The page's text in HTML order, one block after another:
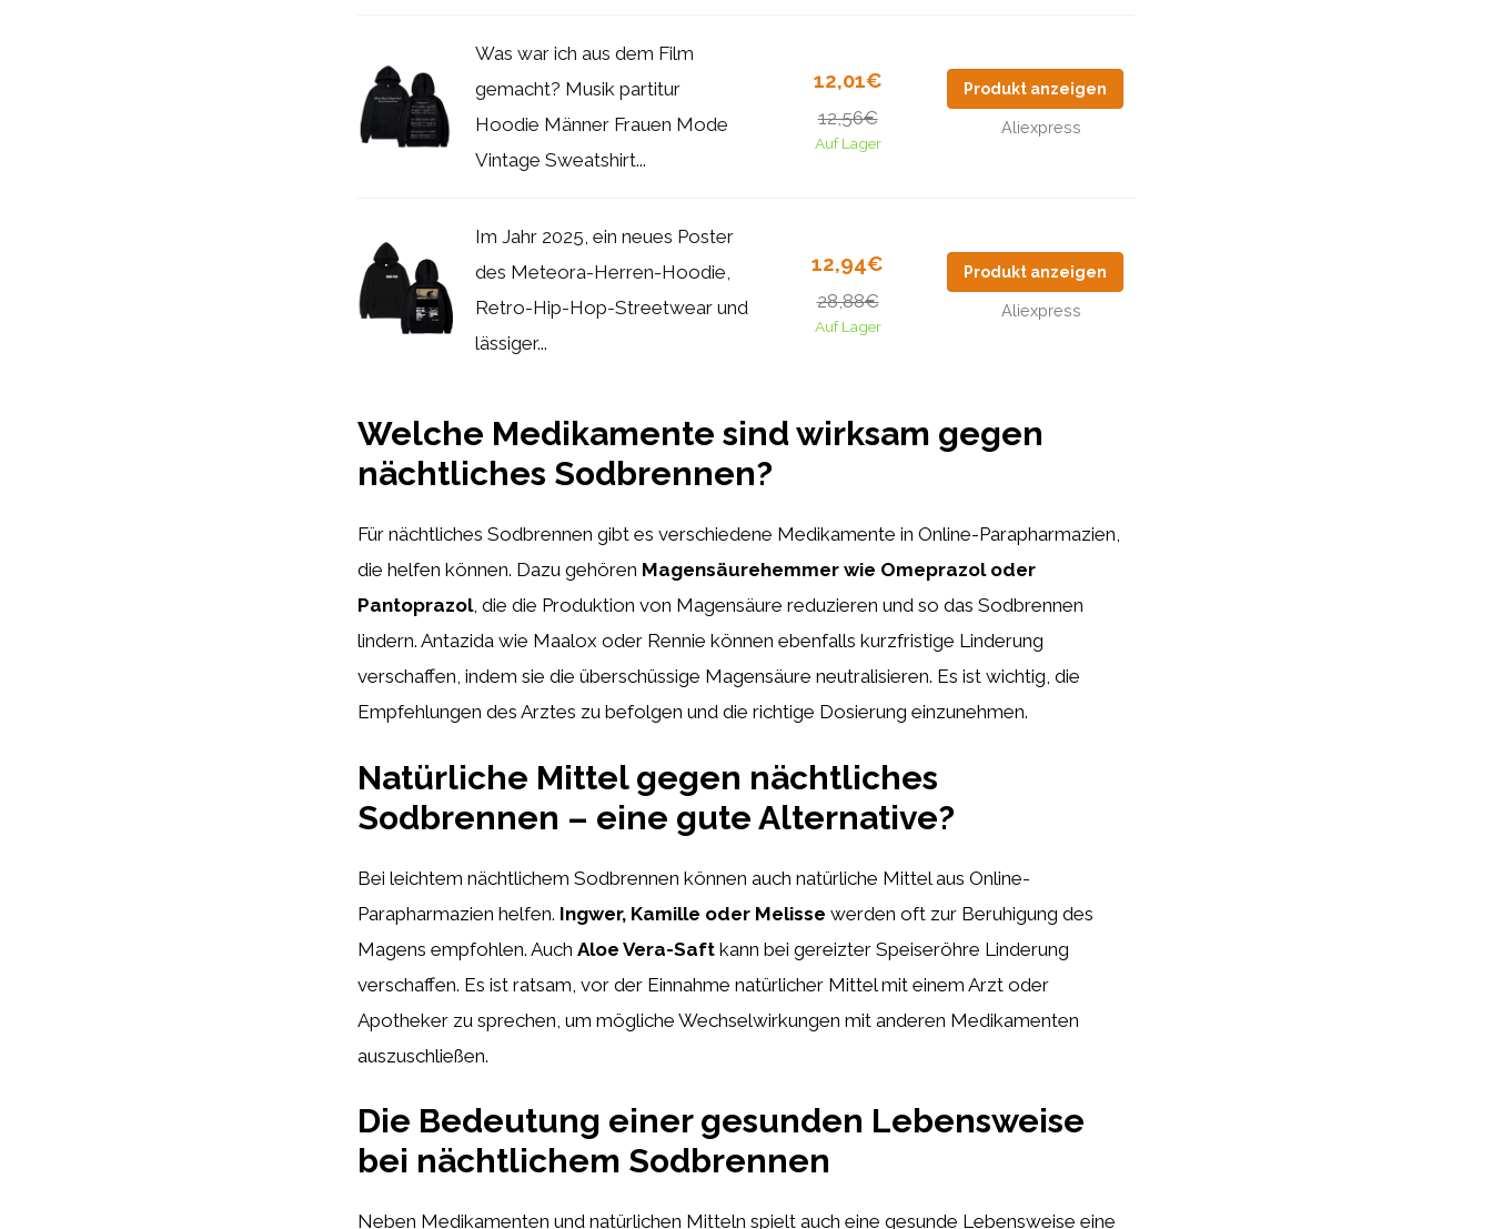
Was war ich aus dem Film
gemacht? Musik partitur
Hoodie Männer Frauen Mode
Vintage Sweatshirt...
12,01€
12,56€
Auf Lager
Produkt anzeigen
Aliexpress
Im Jahr 2025, ein neues Poster
des Meteora-Herren-Hoodie,
Retro-Hip-Hop-Streetwear und
lässiger...
12,94€
28,88€
Auf Lager
Produkt anzeigen
Aliexpress
Welche Medikamente sind wirksam gegen
nächtliches Sodbrennen?
Für nächtliches Sodbrennen gibt es verschiedene Medikamente in Online-Parapharmazien,
die helfen können. Dazu gehören Magensäurehemmer wie Omeprazol oder
Pantoprazol, die die Produktion von Magensäure reduzieren und so das Sodbrennen
lindern. Antazida wie Maalox oder Rennie können ebenfalls kurzfristige Linderung
verschaffen, indem sie die überschüssige Magensäure neutralisieren. Es ist wichtig, die
Empfehlungen des Arztes zu befolgen und die richtige Dosierung einzunehmen.
Natürliche Mittel gegen nächtliches
Sodbrennen – eine gute Alternative?
Bei leichtem nächtlichem Sodbrennen können auch natürliche Mittel aus Online-
Parapharmazien helfen. Ingwer, Kamille oder Melisse werden oft zur Beruhigung des
Magens empfohlen. Auch Aloe Vera-Saft kann bei gereizter Speiseröhre Linderung
verschaffen. Es ist ratsam, vor der Einnahme natürlicher Mittel mit einem Arzt oder
Apotheker zu sprechen, um mögliche Wechselwirkungen mit anderen Medikamenten
auszuschließen.
Die Bedeutung einer gesunden Lebensweise
bei nächtlichem Sodbrennen
Neben Medikamenten und natürlichen Mitteln spielt auch eine gesunde Lebensweise eine